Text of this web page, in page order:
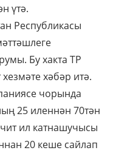
үтә.
Республикасы
Бу хакта ТР
хәбәр итә.
чорында
25 иленнән 70тән
ил катнашучысы
20 кеше сайлап